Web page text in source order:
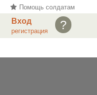
Помощь солдатам
?
Вход
регистрация